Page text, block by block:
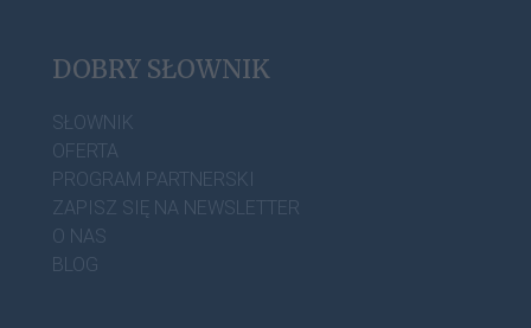
DOBRY SŁOWNIK
SŁOWNIK
OFERTA
PROGRAM PARTNERSKI
ZAPISZ SIĘ NA NEWSLETTER
O NAS
BLOG